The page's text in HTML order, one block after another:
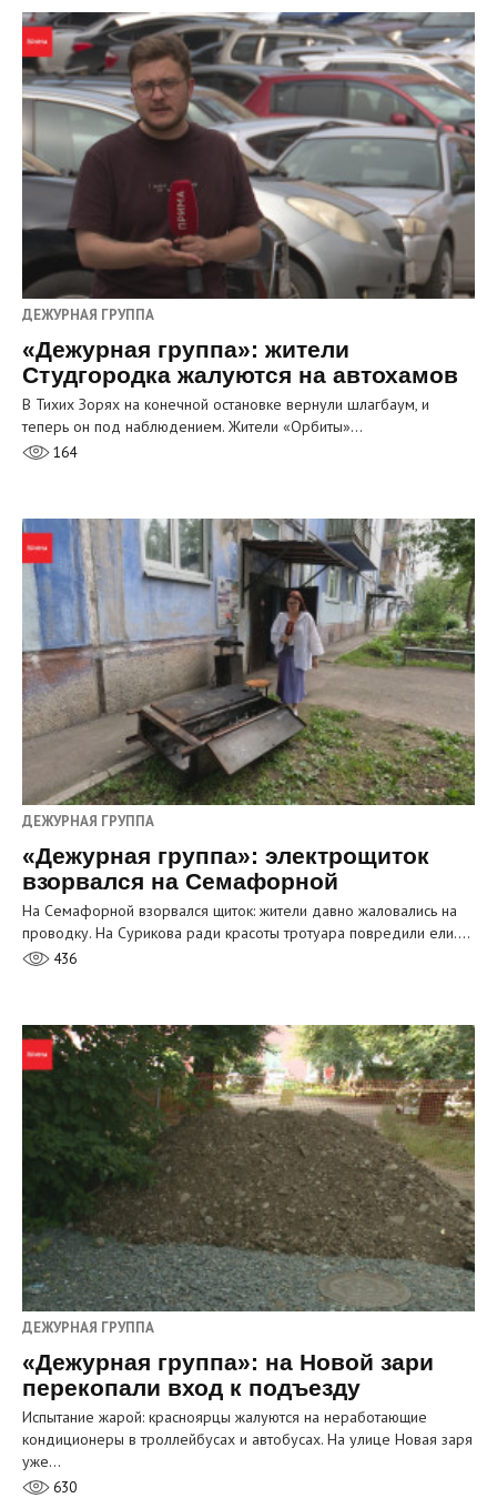
ДЕЖУРНАЯ ГРУППА
«Дежурная группа»: жители
Студгородка жалуются на автохамов
В Тихих Зорях на конечной остановке вернули шлагбаум, и
теперь он под наблюдением. Жители «Орбиты»…
164
ДЕЖУРНАЯ ГРУППА
«Дежурная группа»: электрощиток
взорвался на Семафорной
На Семафорной взорвался щиток: жители давно жаловались на
проводку. На Сурикова ради красоты тротуара повредили ели.…
436
ДЕЖУРНАЯ ГРУППА
«Дежурная группа»: на Новой зари
перекопали вход к подъезду
Испытание жарой: красноярцы жалуются на неработающие
кондиционеры в троллейбусах и автобусах. На улице Новая заря
уже…
630